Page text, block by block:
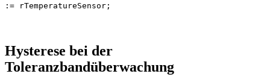
:= rTemperatureSensor;
Hysterese bei der
Toleranzbandüberwachung